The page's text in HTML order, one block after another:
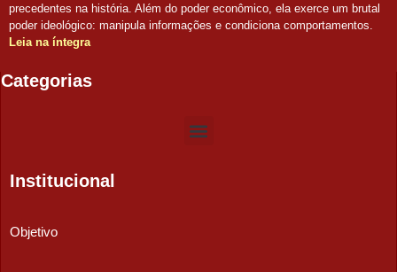
precedentes na história. Além do poder econômico, ela exerce um brutal
poder ideológico: manipula informações e condiciona comportamentos.
Leia na íntegra
Categorias
Institucional
Objetivo